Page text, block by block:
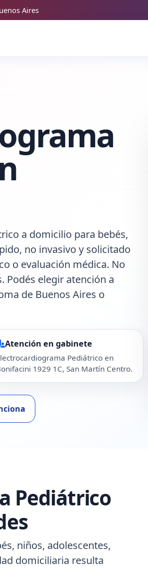
Aires
a domicilio para bebés,
no invasivo y solicitado
o evaluación médica. No
Podés elegir atención a
de Buenos Aires o
Atención en gabinete
Pediátrico en
1929 1C, San Martín Centro.
Pediátrico
niños, adolescentes,
domiciliaria resulta